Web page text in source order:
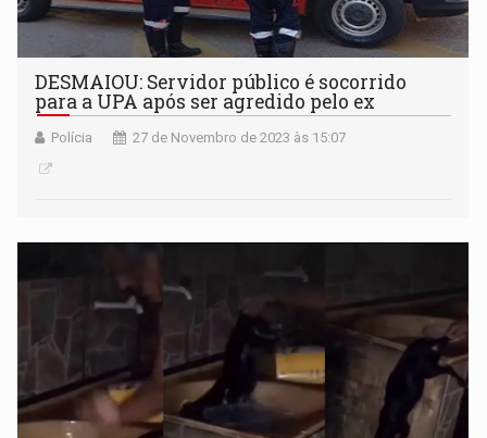
DESMAIOU: Servidor público é socorrido
para a UPA após ser agredido pelo ex
Polícia 27 de Novembro de 2023 às 15:07